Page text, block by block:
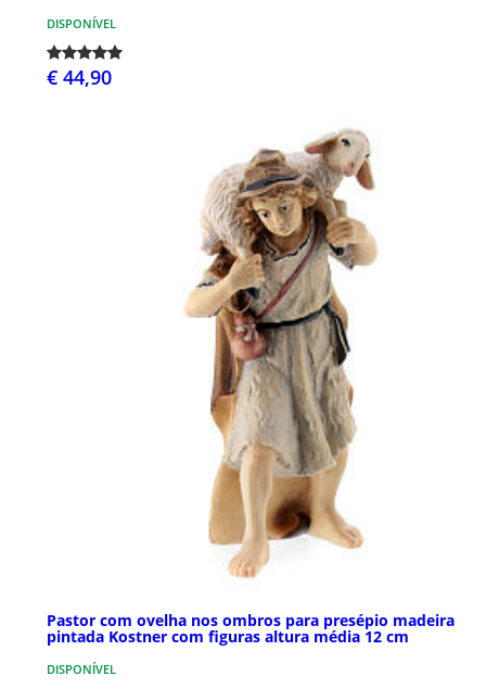
DISPONÍVEL
€ 44,90
Pastor com ovelha nos ombros para presépio madeira
pintada Kostner com figuras altura média 12 cm
DISPONÍVEL